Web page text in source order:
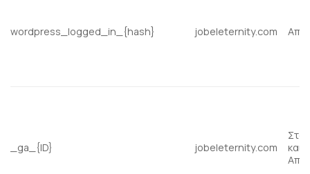
wordpress_logged_in_{hash} jobeleternity.com
_ga_{ID} jobeleternity.com
και